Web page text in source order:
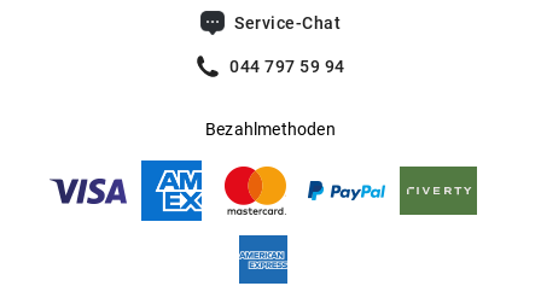
Service-Chat
044 797 59 94
Bezahlmethoden